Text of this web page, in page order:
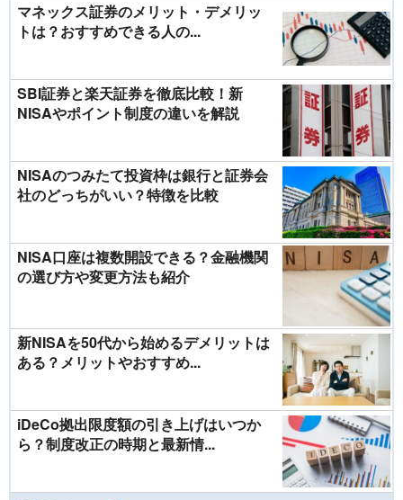
マネックス証券のメリット・デメリッ
トは？おすすめできる人の...
SBI証券と楽天証券を徹底比較！新
NISAやポイント制度の違いを解説
NISAのつみたて投資枠は銀行と証券会
社のどっちがいい？特徴を比較
NISA口座は複数開設できる？金融機関
の選び方や変更方法も紹介
新NISAを50代から始めるデメリットは
ある？メリットやおすすめ...
iDeCo拠出限度額の引き上げはいつか
ら？制度改正の時期と最新情...